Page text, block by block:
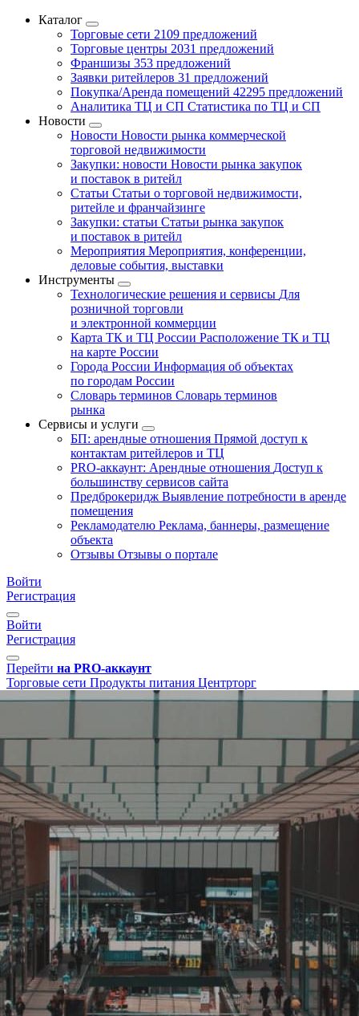
Каталог
Торговые сети 2109 предложений
Торговые центры 2031 предложений
Франшизы 353 предложений
Заявки ритейлеров 31 предложений
Покупка/Аренда помещений 42295 предложений
Аналитика ТЦ и СП Статистика по ТЦ и СП
Новости
Новости Новости рынка коммерческой
торговой недвижимости
Закупки: новости Новости рынка закупок
и поставок в ритейл
Статьи Статьи о торговой недвижимости,
ритейле и франчайзинге
Закупки: статьи Статьи рынка закупок
и поставок в ритейл
Мероприятия Мероприятия, конференции,
деловые события, выставки
Инструменты
Технологические решения и сервисы Для
розничной торговли
и электронной коммерции
Карта ТК и ТЦ России Расположение ТК и ТЦ
на карте России
Города России Информация об объектах
по городам России
Словарь терминов Словарь терминов
рынка
Сервисы и услуги
БП: арендные отношения Прямой доступ к
контактам ритейлеров и ТЦ
PRO-аккаунт: Арендные отношения Доступ к
большинству сервисов сайта
Предброкеридж Выявление потребности в аренде
помещения
Рекламодателю Реклама, баннеры, размещение
объекта
Отзывы Отзывы о портале
Войти
Регистрация
Войти
Регистрация
Перейти на PRO-аккаунт
Торговые сети Продукты питания Центрторг